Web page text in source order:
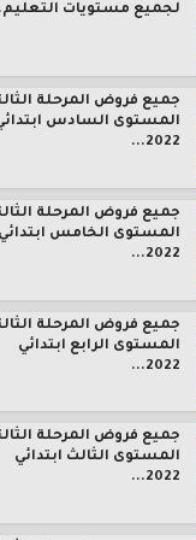
لجميع مستويات
جميع فروض المرحلة
المستوى السادس
2022...
جميع فروض المرحلة
المستوى الخامس ابتدائي
2022...
جميع فروض المرحلة
المستوى الرابع ابتدائي
2022...
جميع فروض المرحلة
المستوى الثالث ابتدائي
2022...